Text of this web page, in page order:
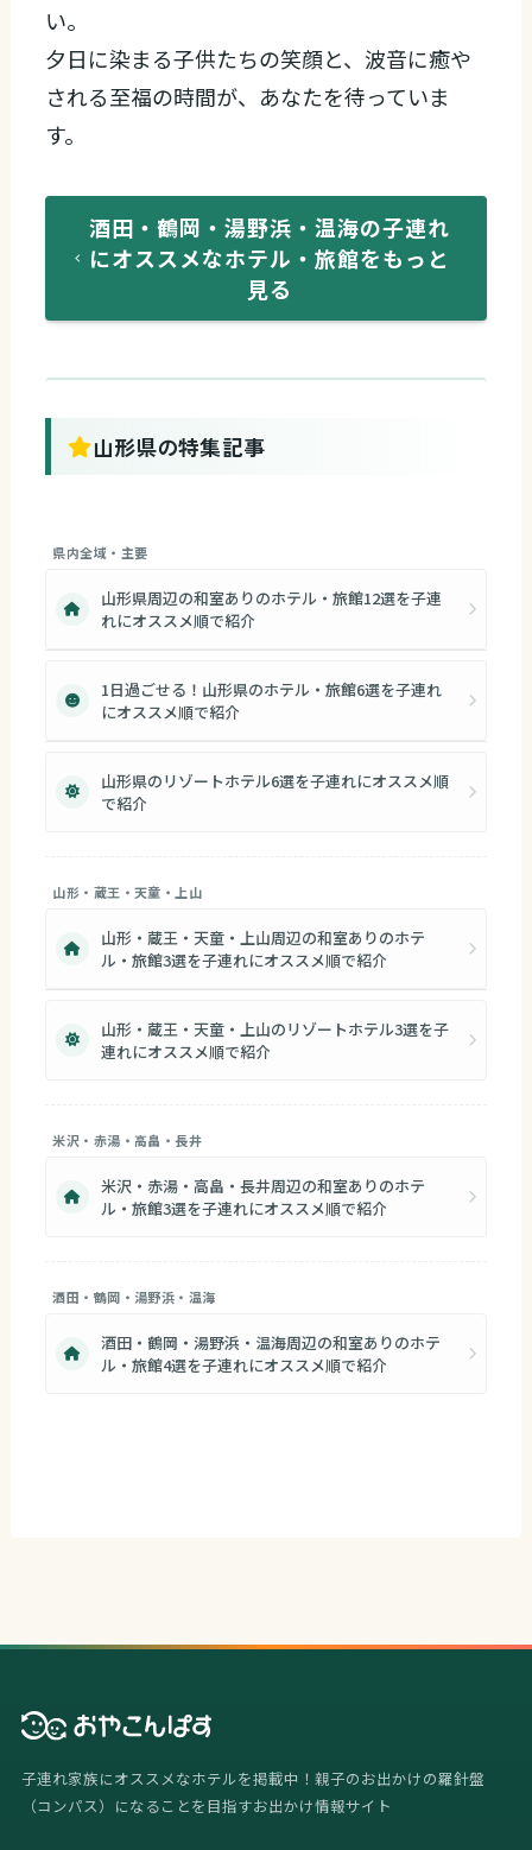
い。
夕日に染まる子供たちの笑顔と、波音に癒や
される至福の時間が、あなたを待っていま
す。
酒田・鶴岡・湯野浜・温海の子連れ
にオススメなホテル・旅館をもっと
見る
山形県の特集記事
県内全域・主要
山形県周辺の和室ありのホテル・旅館12選を子連
れにオススメ順で紹介
1日過ごせる！山形県のホテル・旅館6選を子連れ
にオススメ順で紹介
山形県のリゾートホテル6選を子連れにオススメ順
で紹介
山形・蔵王・天童・上山
山形・蔵王・天童・上山周辺の和室ありのホテ
ル・旅館3選を子連れにオススメ順で紹介
山形・蔵王・天童・上山のリゾートホテル3選を子
連れにオススメ順で紹介
米沢・赤湯・高畠・長井
米沢・赤湯・高畠・長井周辺の和室ありのホテ
ル・旅館3選を子連れにオススメ順で紹介
酒田・鶴岡・湯野浜・温海
酒田・鶴岡・湯野浜・温海周辺の和室ありのホテ
ル・旅館4選を子連れにオススメ順で紹介
子連れ家族にオススメなホテルを掲載中！親子のお出かけの羅針盤
（コンパス）になることを目指すお出かけ情報サイト